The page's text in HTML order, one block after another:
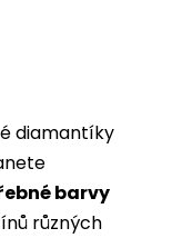
diamantíky
barvy
různých